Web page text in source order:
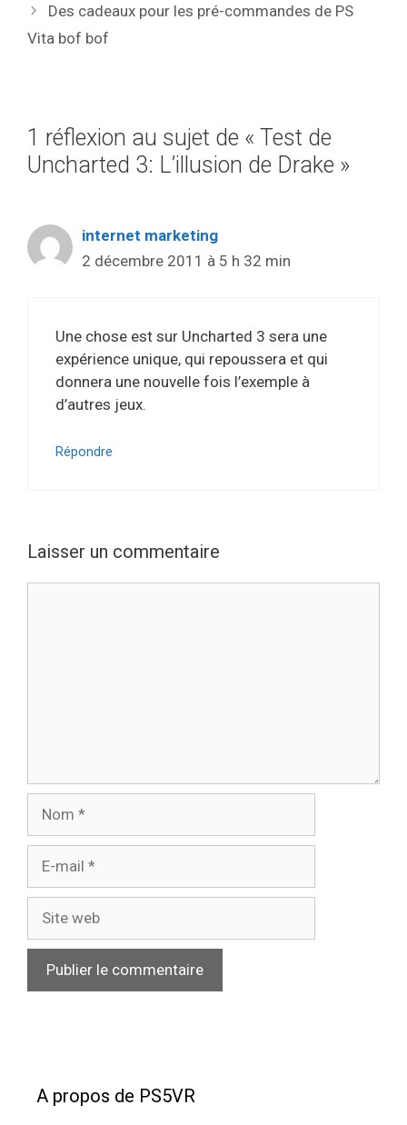
Des cadeaux pour les pré-commandes de PS
Vita bof bof
1 réflexion au sujet de « Test de
Uncharted 3: L’illusion de Drake »
internet marketing
2 décembre 2011 à 5 h 32 min
Une chose est sur Uncharted 3 sera une
expérience unique, qui repoussera et qui
donnera une nouvelle fois l’exemple à
d’autres jeux.
Répondre
Laisser un commentaire
A propos de PS5VR